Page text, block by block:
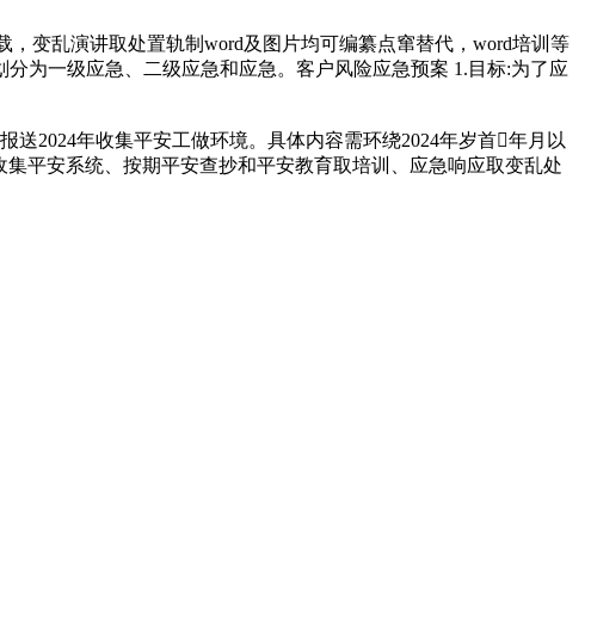
变乱演讲取处置轨制word及图片均可编纂点窜替代，word培训等
为一级应急、二级应急和应急。客户风险应急预案 1.目标:为了应
2024年收集平安工做环境。具体内容需环绕2024年岁首年月以
平安系统、按期平安查抄和平安教育取培训、应急响应取变乱处